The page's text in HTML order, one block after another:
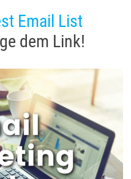
Email List
dem Link!